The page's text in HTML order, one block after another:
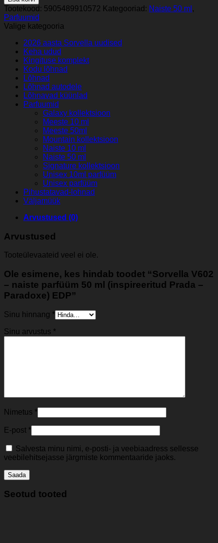
-
naiste
parfüüm
50
ml
(inspireeritud
Prada
-
Paradoxe)
EDP
kogus
Tootekood: 5905489910572 Kategooriad: Naiste 50 ml ,
Parfuumid
Valige kategooria
2026 aasta Sorvella uudised
Keha udud
Kingituse komplekt
Kodu lõhnad
Lõhnad
Lõhnad autodele
Lõhnavad küünlad
Parfuumid
Galaxy kollektsioon
Meeste 10 ml
Meeste 50ml
Mountain kollektsioon
Naiste 10 ml
Naiste 50 ml
Signature kollektsioon
Unisex 10ml parfüüm
Unisex parfüüm
Pihustatavad-lohnad
Väljamüük
Arvustused (0)
Arvustused
Tooteülevaateid veel ei ole.
Ole esimene, kes hindab toodet “Sorvella V602
– naiste parfüüm 50 ml (inspireeritud Prada –
Paradoxe) EDP”
Sinu hinnang *
Sinu arvustus *
Nimetus *
E-post *
Salvesta minu nimi, e-posti- ja veebiaadress sellesse
veebilehitsejasse järgmiste kommentaaride jaoks.
Seotud tooted